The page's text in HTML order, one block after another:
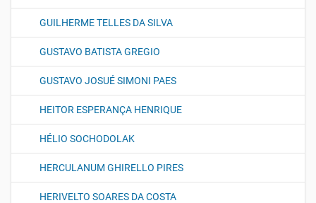
GUILHERME TELLES DA SILVA
GUSTAVO BATISTA GREGIO
GUSTAVO JOSUÉ SIMONI PAES
HEITOR ESPERANÇA HENRIQUE
HÉLIO SOCHODOLAK
HERCULANUM GHIRELLO PIRES
HERIVELTO SOARES DA COSTA